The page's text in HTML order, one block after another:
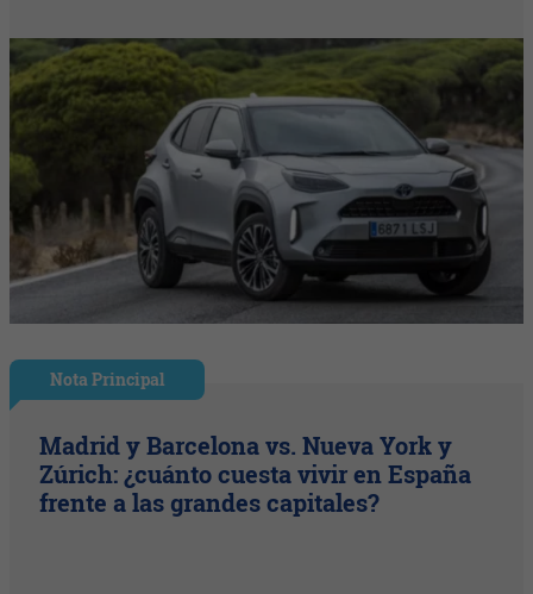
Nota Principal
Madrid y Barcelona vs. Nueva York y
Zúrich: ¿cuánto cuesta vivir en España
frente a las grandes capitales?